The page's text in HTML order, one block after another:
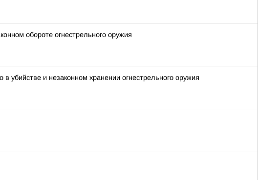
обороте огнестрельного оружия
убийстве и незаконном хранении огнестрельного оружия